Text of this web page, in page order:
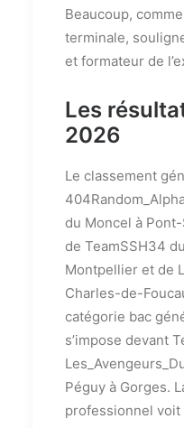
Beaucoup,
terminale,
et formateur de
Les
2026
Le classement
du Moncel à
de TeamSSH34
Montpellier et de
Charles-de-
catégorie bac
s’impose devant
Péguy à Gorges.
professionnel voit